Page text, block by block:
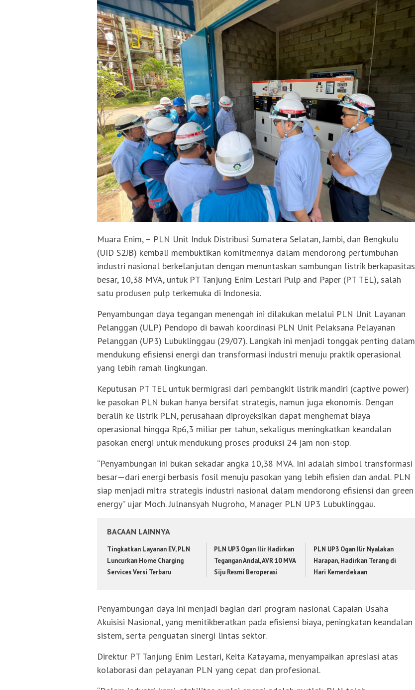
Muara Enim, – PLN Unit Induk Distribusi Sumatera Selatan, Jambi, dan Bengkulu
(UID S2JB) kembali membuktikan komitmennya dalam mendorong pertumbuhan
industri nasional berkelanjutan dengan menuntaskan sambungan listrik berkapasitas
besar, 10,38 MVA, untuk PT Tanjung Enim Lestari Pulp and Paper (PT TEL), salah
satu produsen pulp terkemuka di Indonesia.
Penyambungan daya tegangan menengah ini dilakukan melalui PLN Unit Layanan
Pelanggan (ULP) Pendopo di bawah koordinasi PLN Unit Pelaksana Pelayanan
Pelanggan (UP3) Lubuklinggau (29/07). Langkah ini menjadi tonggak penting dalam
mendukung efisiensi energi dan transformasi industri menuju praktik operasional
yang lebih ramah lingkungan.
Keputusan PT TEL untuk bermigrasi dari pembangkit listrik mandiri (captive power)
ke pasokan PLN bukan hanya bersifat strategis, namun juga ekonomis. Dengan
beralih ke listrik PLN, perusahaan diproyeksikan dapat menghemat biaya
operasional hingga Rp6,3 miliar per tahun, sekaligus meningkatkan keandalan
pasokan energi untuk mendukung proses produksi 24 jam non-stop.
“Penyambungan ini bukan sekadar angka 10,38 MVA. Ini adalah simbol transformasi
besar—dari energi berbasis fosil menuju pasokan yang lebih efisien dan andal. PLN
siap menjadi mitra strategis industri nasional dalam mendorong efisiensi dan green
energy” ujar Moch. Julnansyah Nugroho, Manager PLN UP3 Lubuklinggau.
BACAAN LAINNYA
Tingkatkan Layanan EV, PLN
Luncurkan Home Charging
Services Versi Terbaru
PLN UP3 Ogan Ilir Hadirkan
Tegangan Andal, AVR 10 MVA
Siju Resmi Beroperasi
PLN UP3 Ogan Ilir Nyalakan
Harapan, Hadirkan Terang di
Hari Kemerdekaan
Penyambungan daya ini menjadi bagian dari program nasional Capaian Usaha
Akuisisi Nasional, yang menitikberatkan pada efisiensi biaya, peningkatan keandalan
sistem, serta penguatan sinergi lintas sektor.
Direktur PT Tanjung Enim Lestari, Keita Katayama, menyampaikan apresiasi atas
kolaborasi dan pelayanan PLN yang cepat dan profesional.